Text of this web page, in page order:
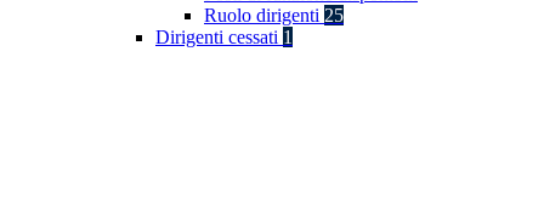
Ruolo dirigenti 25
Dirigenti cessati 1